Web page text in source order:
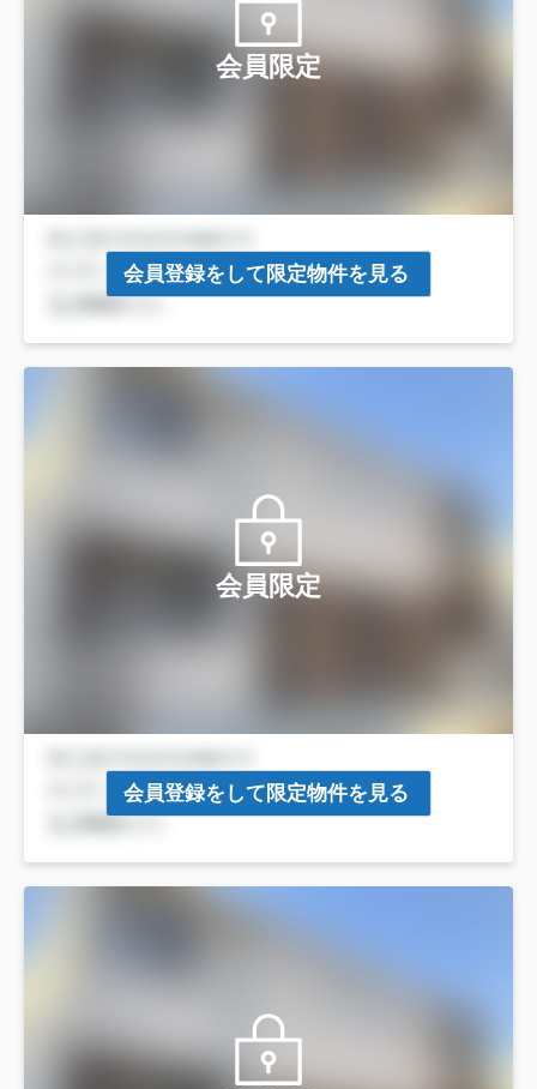
会員限定
会員登録をして限定物件を見る
会員限定
会員登録をして限定物件を見る